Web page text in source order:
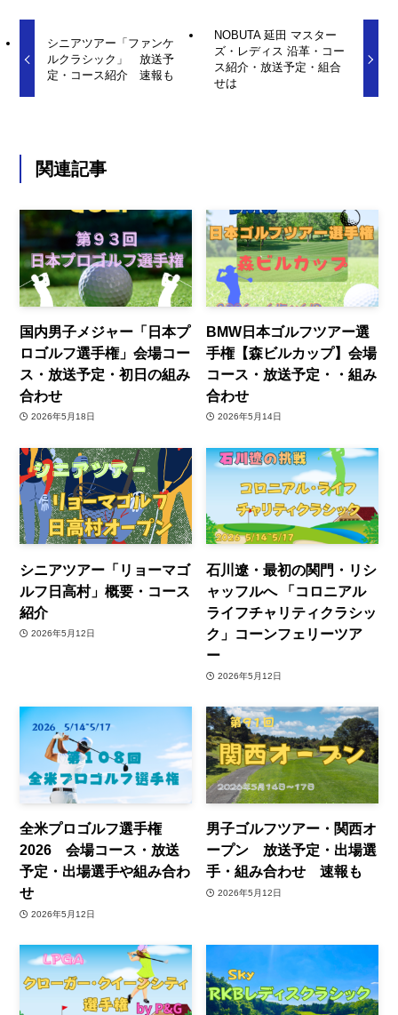
シニアツアー「ファンケ
ルクラシック」 放送予
定・コース紹介 速報も
NOBUTA 延田 マスター
ズ・レディス 沿革・コー
ス紹介・放送予定・組合
せは
関連記事
国内男子メジャー「日本プ
ロゴルフ選手権」会場コー
ス・放送予定・初日の組み
合わせ
2026年5月18日
BMW日本ゴルフツアー選
手権【森ビルカップ】会場
コース・放送予定・・組み
合わせ
2026年5月14日
シニアツアー「リョーマゴ
ルフ日高村」概要・コース
紹介
2026年5月12日
石川遼・最初の関門・リシ
ャッフルへ 「コロニアル
ライフチャリティクラシッ
ク」コーンフェリーツア
ー
2026年5月12日
全米プロゴルフ選手権
2026 会場コース・放送
予定・出場選手や組み合わ
せ
2026年5月12日
男子ゴルフツアー・関西オ
ープン 放送予定・出場選
手・組み合わせ 速報も
2026年5月12日